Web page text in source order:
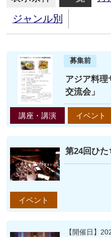
ジャンル別
募集前
アジア料理
交流会」
講座・講演 イベント
第24回ひた
イベント
【開催日】